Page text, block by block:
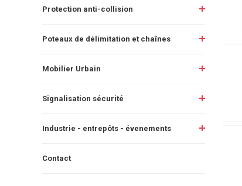
Protection anti-collision
Poteaux de délimitation et chaînes
Mobilier Urbain
Signalisation sécurité
Industrie - entrepôts - évenements
Contact